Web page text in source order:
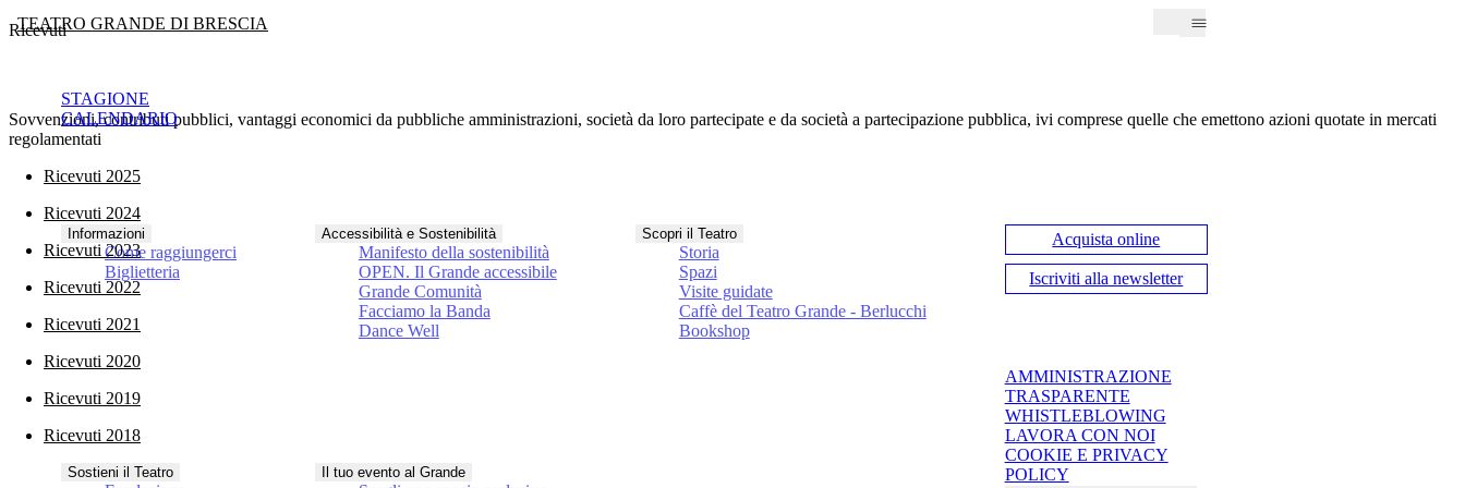
TEATRO GRANDE DI BRESCIA
STAGIONE
CALENDARIO
Informazioni
Come raggiungerci
Biglietteria
Accessibilità e Sostenibilità
Manifesto della sostenibilità
OPEN. Il Grande accessibile
Grande Comunità
Facciamo la Banda
Dance Well
Scopri il Teatro
Storia
Spazi
Visite guidate
Caffè del Teatro Grande - Berlucchi
Bookshop
Sostieni il Teatro Il tuo evento al Grande
Acquista online
Iscriviti alla newsletter
AMMINISTRAZIONE
TRASPARENTE
WHISTLEBLOWING
LAVORA CON NOI
COOKIE E PRIVACY
POLICY
Ricevuti
Sovvenzioni, contributi pubblici, vantaggi economici da pubbliche amministrazioni, società da loro partecipate e da società a partecipazione pubblica, ivi comprese quelle che emettono azioni quotate in mercati
regolamentati
Ricevuti 2025
Ricevuti 2024
Ricevuti 2023
Ricevuti 2022
Ricevuti 2021
Ricevuti 2020
Ricevuti 2019
Ricevuti 2018